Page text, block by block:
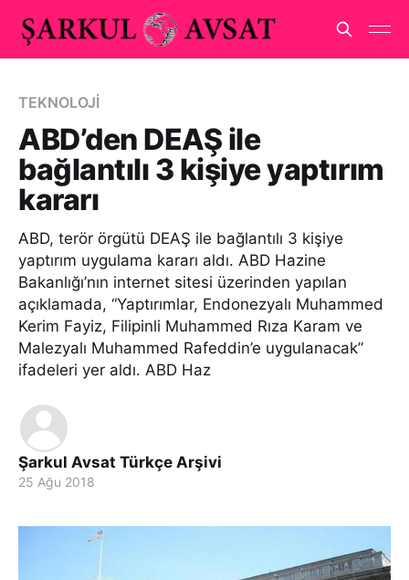
TEKNOLOJİ
ABD’den DEAŞ ile
bağlantılı 3 kişiye yaptırım
kararı
ABD, terör örgütü DEAŞ ile bağlantılı 3 kişiye
yaptırım uygulama kararı aldı. ABD Hazine
Bakanlığı’nın internet sitesi üzerinden yapılan
açıklamada, “Yaptırımlar, Endonezyalı Muhammed
Kerim Fayiz, Filipinli Muhammed Rıza Karam ve
Malezyalı Muhammed Rafeddin’e uygulanacak”
ifadeleri yer aldı. ABD Haz
Şarkul Avsat Türkçe Arşivi
25 Ağu 2018